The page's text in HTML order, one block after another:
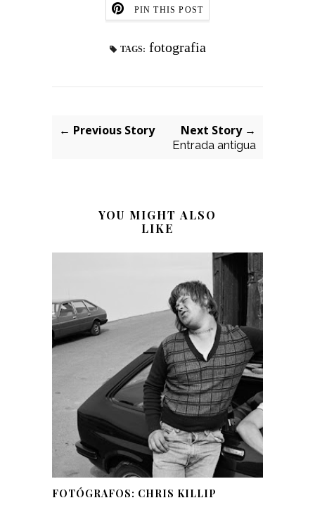
PIN THIS POST
TAGS: fotografia
← Previous Story Next Story →
Entrada antigua
YOU MIGHT ALSO
LIKE
FOTÓGRAFOS: CHRIS KILLIP